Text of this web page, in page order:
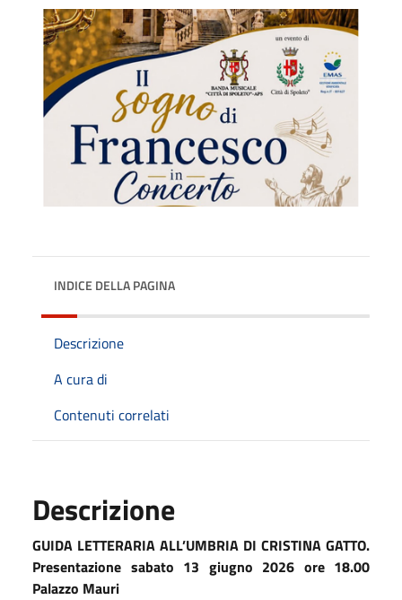
INDICE DELLA PAGINA
Descrizione
A cura di
Contenuti correlati
Descrizione
GUIDA LETTERARIA ALL’UMBRIA DI CRISTINA GATTO.
Presentazione sabato 13 giugno 2026 ore 18.00
Palazzo Mauri